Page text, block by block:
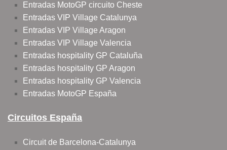
Entradas MotoGP circuito Cheste
Entradas VIP Village Catalunya
Entradas VIP Village Aragon
Entradas VIP Village Valencia
Entradas hospitality GP Cataluña
Entradas hospitality GP Aragon
Entradas hospitality GP Valencia
Entradas MotoGP España
Circuitos España
Circuit de Barcelona-Catalunya